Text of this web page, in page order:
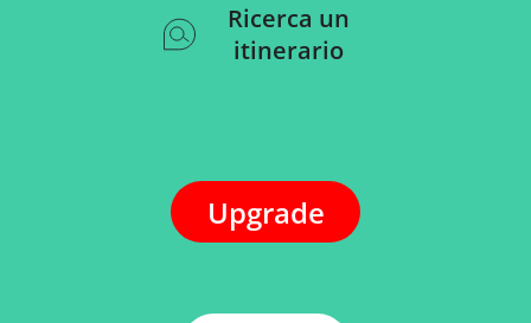
Ricerca un
itinerario
Upgrade